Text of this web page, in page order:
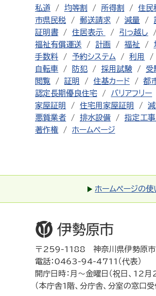
私道
均等割 所得割 住民
市県民税
郵送請求 減量
証明書
住居表示 引っ越し
福祉有償運送
計画 福祉
手数料
予約システム 利用
自転車
防犯 採用試験 受
閲覧
証明 住基カード 都
認定長期優良住宅
バリアフリー
家屋証明
住宅用家屋証明
悪質業者
排水設備 指定工
著作権
ホームページ
ホームページの使
〒259-1188 神奈川県伊勢原
電話：0463-94-4711（代表）
開庁日時：月～金曜日（祝日、
（本庁舎1階、分庁舎、分室の窓